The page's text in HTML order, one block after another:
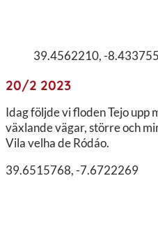
39.4562210, -
20/2 2023
Idag följde vi floden Tejo upp
växlande vägar, större och
Vila velha de Ródáo.
39.6515768, -7.6722269